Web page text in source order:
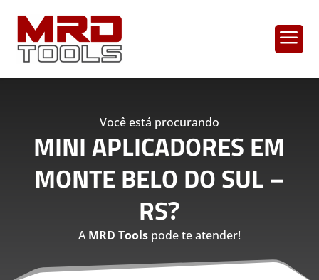
a
Você está procurando
MINI APLICADORES EM
MONTE BELO DO SUL –
RS?
AMRD Toolspode te atender!